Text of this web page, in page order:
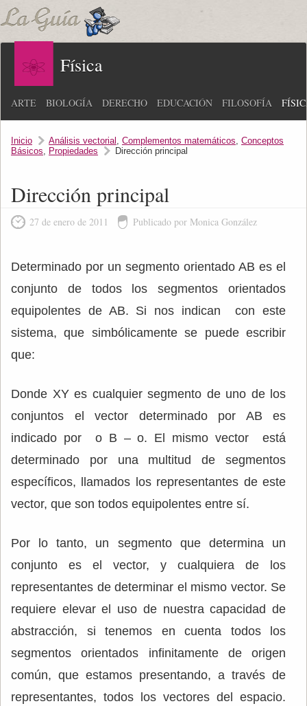
Física
ARTE BIOLOGÍA DERECHO EDUCACIÓN FILOSOFÍA
Inicio Análisis vectorial , Complementos matemáticos, Conceptos
Básicos, Propiedades Dirección principal
Dirección principal
27 de enero de 2011 Publicado por Monica González
Determinado por un segmento orientado AB es el
conjunto de todos los segmentos orientados
equipolentes de AB. Si nos indican con este
sistema, que simbólicamente se puede escribir
que:
Donde XY es cualquier segmento de uno de los
conjuntos el vector determinado por AB es
indicado por o B – o. El mismo vector está
determinado por una multitud de segmentos
específicos, llamados los representantes de este
vector, que son todos equipolentes entre sí.
Por lo tanto, un segmento que determina un
conjunto es el vector, y cualquiera de los
representantes de determinar el mismo vector. Se
requiere elevar el uso de nuestra capacidad de
abstracción, si tenemos en cuenta todos los
segmentos orientados infinitamente de origen
común, que estamos presentando, a través de
representantes, todos los vectores del espacio.